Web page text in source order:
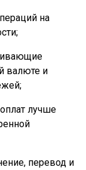
на
валюте и
лучше
перевод и